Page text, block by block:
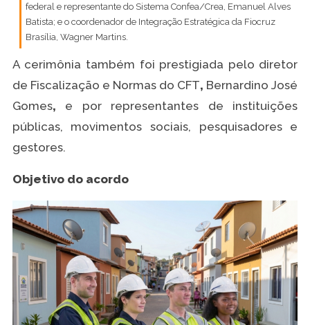
federal e representante do Sistema Confea/Crea, Emanuel Alves
Batista; e o coordenador de Integração Estratégica da Fiocruz
Brasília, Wagner Martins.
A cerimônia também foi prestigiada pelo diretor
de Fiscalização e Normas do CFT, Bernardino José
Gomes, e por representantes de instituições
públicas, movimentos sociais, pesquisadores e
gestores.
Objetivo do acordo